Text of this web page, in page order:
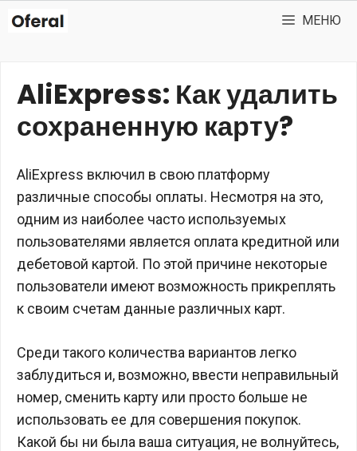
Перейти
МЕНЮ
AliExpress: Как удалить
сохраненную карту?
AliExpress включил в свою платформу
различные способы оплаты. Несмотря на это,
одним из наиболее часто используемых
пользователями является оплата кредитной или
дебетовой картой. По этой причине некоторые
пользователи имеют возможность прикреплять
к своим счетам данные различных карт.
Среди такого количества вариантов легко
заблудиться и, возможно, ввести неправильный
номер, сменить карту или просто больше не
использовать ее для совершения покупок.
Какой бы ни была ваша ситуация, не волнуйтесь,